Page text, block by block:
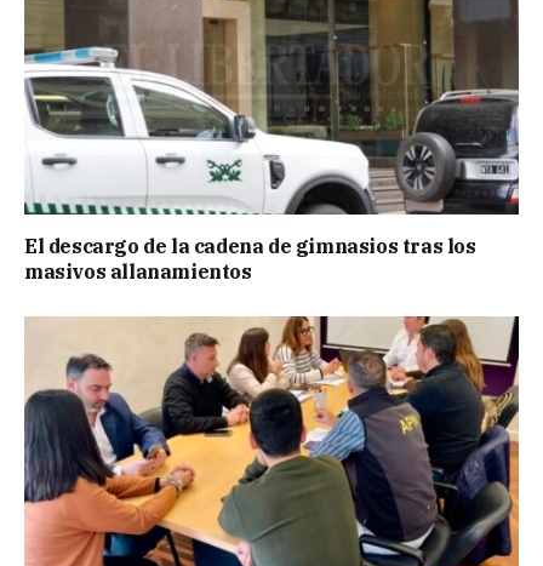
El descargo de la cadena de gimnasios tras los
masivos allanamientos